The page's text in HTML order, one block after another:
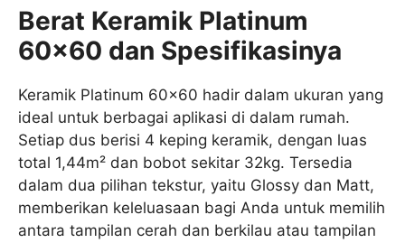
Berat Keramik Platinum
60×60 dan Spesifikasinya
Keramik Platinum 60×60 hadir dalam ukuran yang
ideal untuk berbagai aplikasi di dalam rumah.
Setiap dus berisi 4 keping keramik, dengan luas
total 1,44m² dan bobot sekitar 32kg. Tersedia
dalam dua pilihan tekstur, yaitu Glossy dan Matt,
memberikan keleluasaan bagi Anda untuk memilih
antara tampilan cerah dan berkilau atau tampilan